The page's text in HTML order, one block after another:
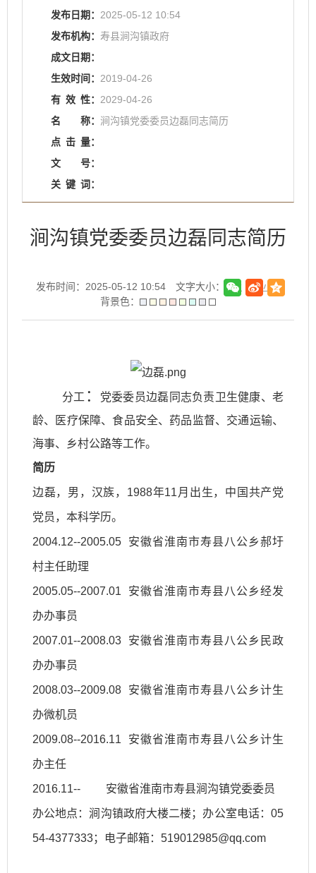
发布日期： 2025-05-12 10:54
发布机构： 寿县涧沟镇政府
成文日期：
生效时间： 2019-04-26
有 效 性： 2029-04-26
名
称： 涧沟镇党委委员边磊同志简历
点 击 量：
文
号：
关 键 词：
涧沟镇党委委员边磊同志简历
发布时间：2025-05-12 10:54 文字大小：[大 中 小]
背景色：
分工 ：
党委委员边磊同志负责卫生健康、老
龄、医疗保障、食品安全、药品监督、交通运输、
海事、乡村公路等工作。
简历
边磊，男，汉族，1988年11月出生，中国共产党
党员，本科学历。
2004.12--2005.05 安徽省淮南市寿县八公乡郝圩
村主任助理
2005.05--2007.01 安徽省淮南市寿县八公乡经发
办办事员
2007.01--2008.03 安徽省淮南市寿县八公乡民政
办办事员
2008.03--2009.08 安徽省淮南市寿县八公乡计生
办微机员
2009.08--2016.11 安徽省淮南市寿县八公乡计生
办主任
2016.11-- 安徽省淮南市寿县涧沟镇党委委员
办公地点：涧沟镇政府大楼二楼；办公室电话：05
54-4377333；电子邮箱：519012985@qq.com